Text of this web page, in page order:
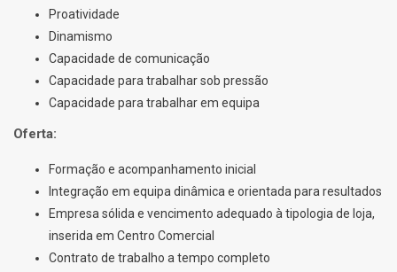
Proatividade
Dinamismo
Capacidade de comunicação
Capacidade para trabalhar sob pressão
Capacidade para trabalhar em equipa
Oferta:
Formação e acompanhamento inicial
Integração em equipa dinâmica e orientada para resultados
Empresa sólida e vencimento adequado à tipologia de loja,
inserida em Centro Comercial
Contrato de trabalho a tempo completo